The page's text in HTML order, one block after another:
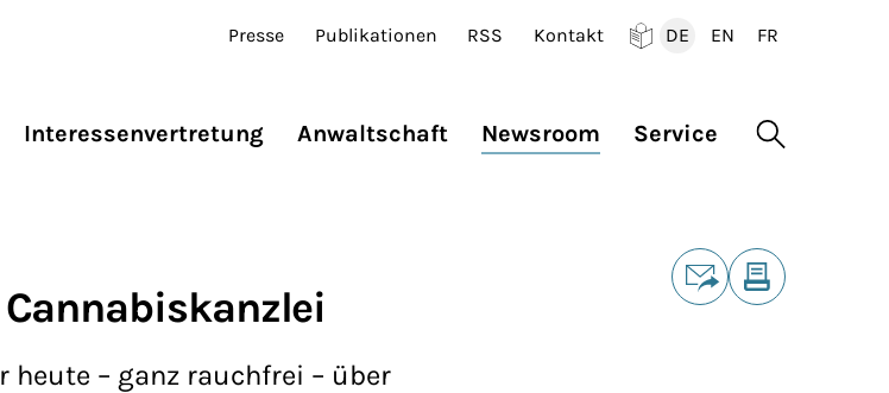
Presse Publikationen RSS Kontakt
DE
EN
FR
Interessenvertretung Anwaltschaft Newsroom Service Suche
Cannabiskanzlei
– ganz rauchfrei – über